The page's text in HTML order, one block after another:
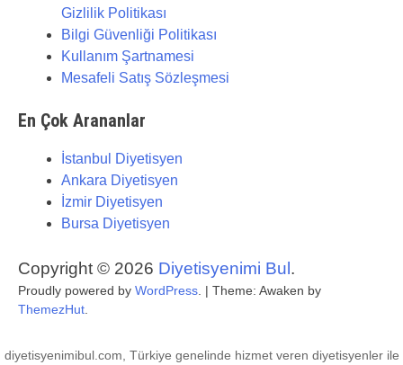
Gizlilik Politikası
Bilgi Güvenliği Politikası
Kullanım Şartnamesi
Mesafeli Satış Sözleşmesi
En Çok Arananlar
İstanbul Diyetisyen
Ankara Diyetisyen
İzmir Diyetisyen
Bursa Diyetisyen
Copyright © 2026 Diyetisyenimi Bul.
Proudly powered by WordPress | Theme: Awaken by
ThemezHut
diyetisyenimibul.com, Türkiye genelinde hizmet veren diyetisyenler ile